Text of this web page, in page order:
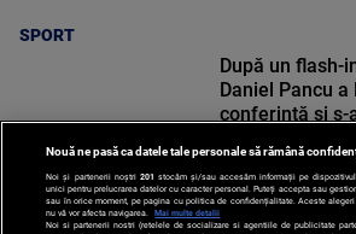
SPORT
SPORT
După un flash-
Daniel Pancu a
conferință și s-
strigați”
Nouă ne pasă ca datele tale personale să rămână
Noi și partenerii noștri 201 stocăm și/sau accesăm informații pe
unici pentru prelucrarea datelor cu caracter personal. Puteți accepta sau
sau în orice moment, pe pagina cu politica de confidențialitate. Aceste
nu vă vor afecta navigarea.
Mai multe detalii
Noi si partenerii nostri (retelele de socializare si agentiile de publicitate